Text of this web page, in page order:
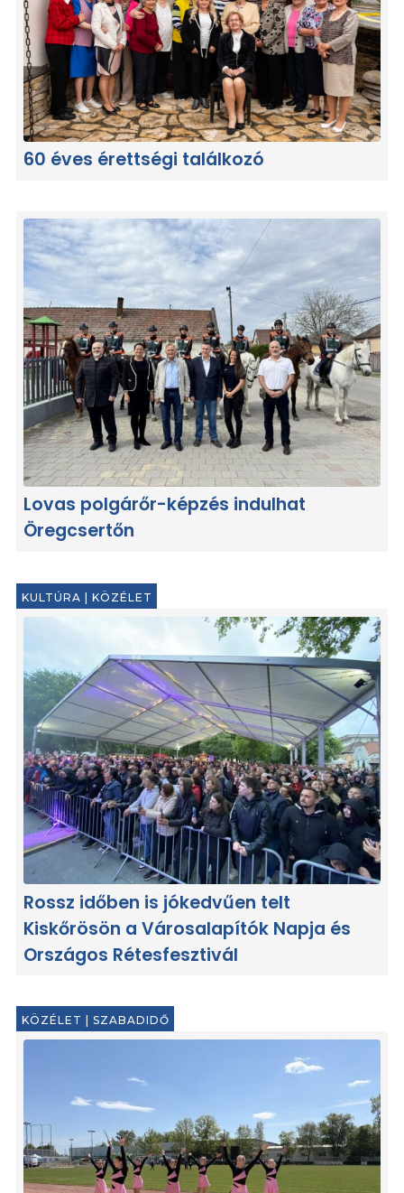
60 éves érettségi találkozó
Lovas polgárőr-képzés indulhat
Öregcsertőn
KULTÚRA | KÖZÉLET
Rossz időben is jókedvűen telt
Kiskőrösön a Városalapítók Napja és
Országos Rétesfesztivál
KÖZÉLET SZABADIDŐ